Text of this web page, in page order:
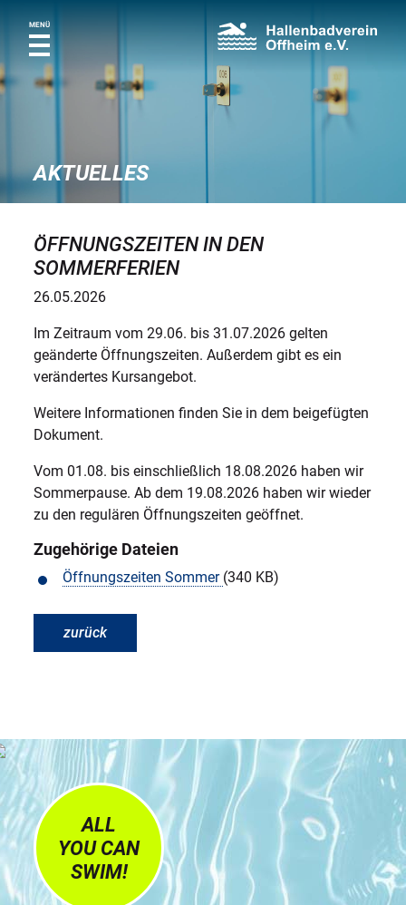
MENÜ
AKTUELLES
ÖFFNUNGSZEITEN IN DEN
SOMMERFERIEN
26.05.2026
Im Zeitraum vom 29.06. bis 31.07.2026 gelten
geänderte Öffnungszeiten. Außerdem gibt es ein
verändertes Kursangebot.
Weitere Informationen finden Sie in dem beigefügten
Dokument.
Vom 01.08. bis einschließlich 18.08.2026 haben wir
Sommerpause. Ab dem 19.08.2026 haben wir wieder
zu den regulären Öffnungszeiten geöffnet.
Zugehörige Dateien
Öffnungszeiten Sommer (340 KB)
zurück
ALL
YOU CAN
SWIM!